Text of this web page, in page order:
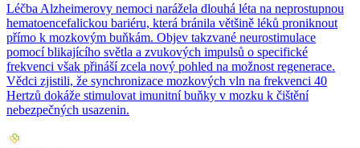
Léčba Alzheimerovy nemoci narážela dlouhá léta na neprostupnou
hematoencefalickou bariéru, která bránila většině léků proniknout
přímo k mozkovým buňkám. Objev takzvané neurostimulace
pomocí blikajícího světla a zvukových impulsů o specifické
frekvenci však přináší zcela nový pohled na možnost regenerace.
Vědci zjistili, že synchronizace mozkových vln na frekvenci 40
Hertzů dokáže stimulovat imunitní buňky v mozku k čištění
nebezpečných usazenin.